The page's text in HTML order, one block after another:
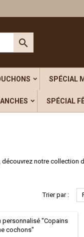

SPÉCIAL
SPÉCIAL
découvrez notre
Trier par :